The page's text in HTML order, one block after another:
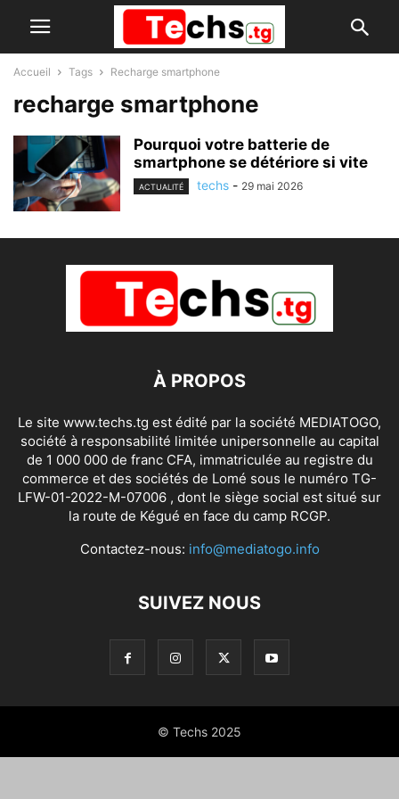
Accueil Tags Recharge smartphone
recharge smartphone
Pourquoi votre batterie de
smartphone se détériore si vite
ACTUALITÉ techs - 29 mai 2026
À PROPOS
Le site www.techs.tg est édité par la société MEDIATOGO,
société à responsabilité limitée unipersonnelle au capital
de 1 000 000 de franc CFA, immatriculée au registre du
commerce et des sociétés de Lomé sous le numéro TG-
LFW-01-2022-M-07006 , dont le siège social est situé sur
la route de Kégué en face du camp RCGP.
Contactez-nous: info@mediatogo.info
SUIVEZ NOUS
© Techs 2025